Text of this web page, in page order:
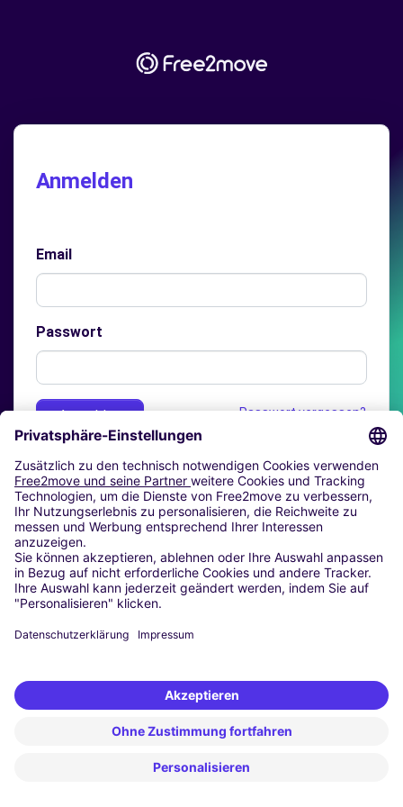
Anmelden
Email
Passwort
Anmelden Passwort vergessen?
Google-Anmeldung
Connexion Apple